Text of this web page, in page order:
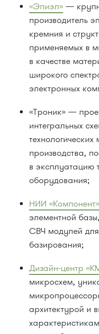
«Эпиэл» —
производитель
кремния и
применяемых в
в качестве
широкого
электронных
«Троник» —
интегральных
производства,
в эксплуатацию
оборудования;
НИИ «Компонент»
элементной
СВЧ модулей
базирования;
Дизайн-центр
микросхем,
архитектурой и